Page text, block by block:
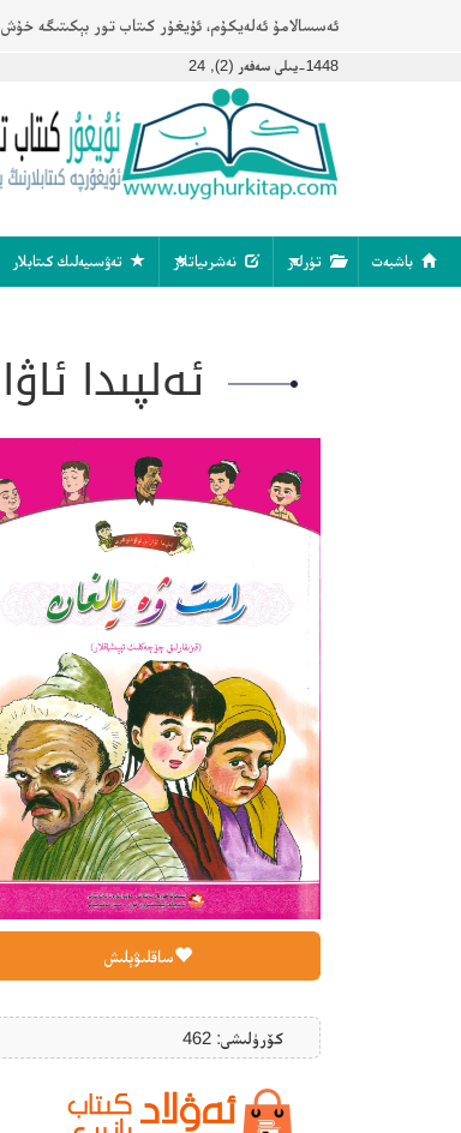
ئەسسالامۇ ئەلەيكۇم، ئۇيغۇر كىتاب تور بېكىتىگە
1448-يىلى سەفەر (2), 24
باشبەت تۈرلەر نەشرىياتلار تەۋسىيەلىك كىتابلار
ئەلپىدا
ساقلىۋېلىش
كۆرۈلىشى: 462